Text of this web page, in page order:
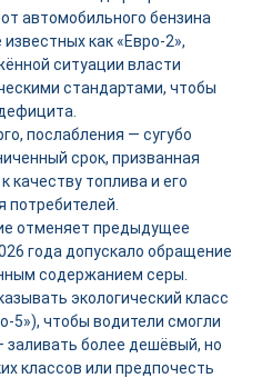
автомобильного бензина
как «Евро-2»,
ситуации власти
стандартами, чтобы
послабления — сугубо
срок, призванная
качеству топлива и его
отменяет предыдущее
года допускало обращение
содержанием серы.
экологический класс
5»), чтобы водители смогли
более дешёвый, но
классов или предпочесть